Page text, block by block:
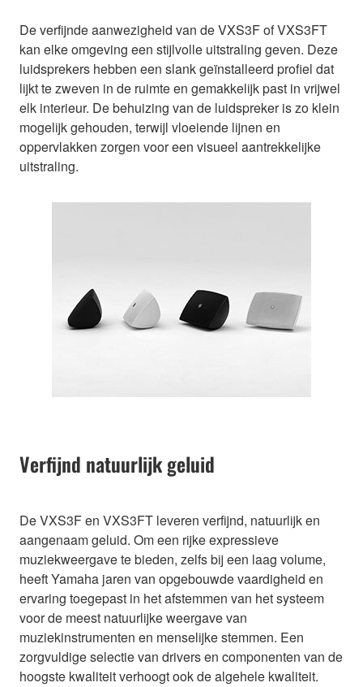
De verfijnde aanwezigheid van de VXS3F of VXS3FT
kan elke omgeving een stijlvolle uitstraling geven. Deze
luidsprekers hebben een slank geïnstalleerd profiel dat
lijkt te zweven in de ruimte en gemakkelijk past in vrijwel
elk interieur. De behuizing van de luidspreker is zo klein
mogelijk gehouden, terwijl vloeiende lijnen en
oppervlakken zorgen voor een visueel aantrekkelijke
uitstraling.
Verfijnd natuurlijk geluid
De VXS3F en VXS3FT leveren verfijnd, natuurlijk en
aangenaam geluid. Om een rijke expressieve
muziekweergave te bieden, zelfs bij een laag volume,
heeft Yamaha jaren van opgebouwde vaardigheid en
ervaring toegepast in het afstemmen van het systeem
voor de meest natuurlijke weergave van
muziekinstrumenten en menselijke stemmen. Een
zorgvuldige selectie van drivers en componenten van de
hoogste kwaliteit verhoogt ook de algehele kwaliteit.